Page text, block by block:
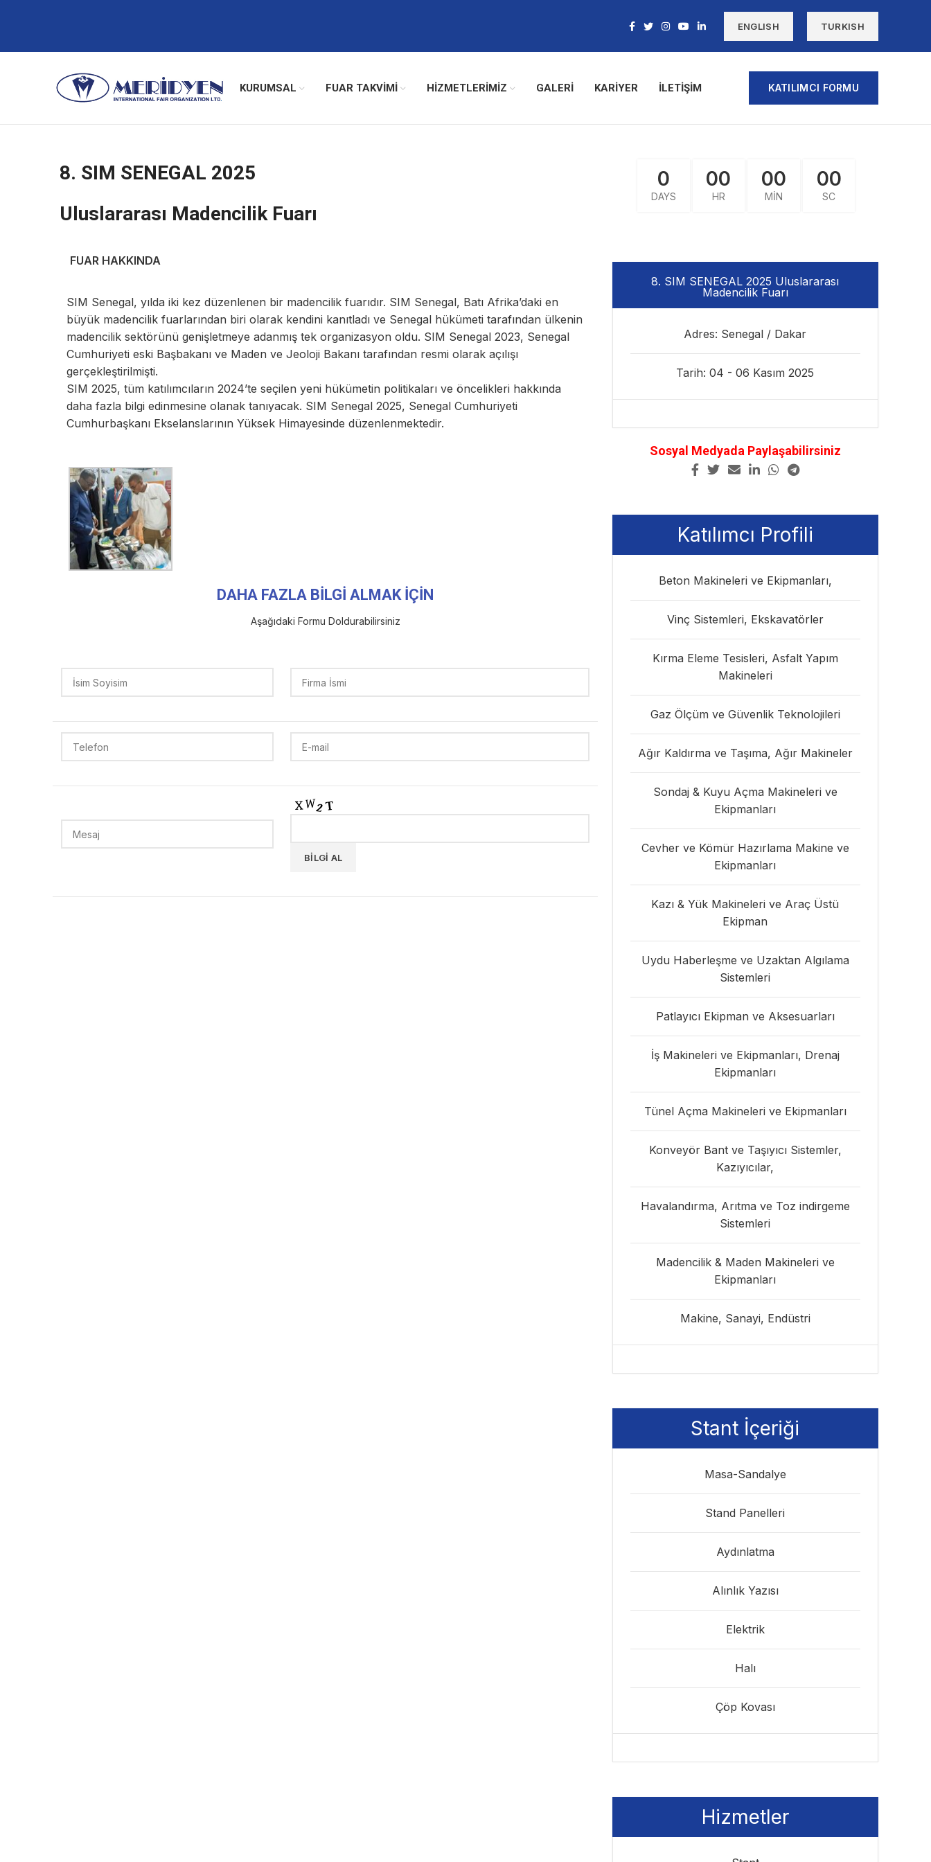
ENGLISH TURKISH
KURUMSAL FUAR TAKVİMİ HİZMETLERİMİZ GALERI KARIYER İLETIŞIM KATILIMCI FORMU
8. SIM SENEGAL 2025
Uluslararası Madencilik Fuarı
0
DAYS
00
HR
00
MIN
00
SC
FUAR HAKKINDA
SIM Senegal, yılda iki kez düzenlenen bir madencilik fuarıdır. SIM Senegal, Batı Afrika’daki en
büyük madencilik fuarlarından biri olarak kendini kanıtladı ve Senegal hükümeti tarafından ülkenin
madencilik sektörünü genişletmeye adanmış tek organizasyon oldu. SIM Senegal 2023, Senegal
Cumhuriyeti eski Başbakanı ve Maden ve Jeoloji Bakanı tarafından resmi olarak açılışı
gerçekleştirilmişti.
SIM 2025, tüm katılımcıların 2024’te seçilen yeni hükümetin politikaları ve öncelikleri hakkında
daha fazla bilgi edinmesine olanak tanıyacak. SIM Senegal 2025, Senegal Cumhuriyeti
Cumhurbaşkanı Ekselanslarının Yüksek Himayesinde düzenlenmektedir.
DAHA FAZLA BİLGİ ALMAK İÇİN
Aşağıdaki Formu Doldurabilirsiniz
8. SIM SENEGAL 2025 Uluslararası
Madencilik Fuarı
Adres: Senegal / Dakar
Tarih: 04 - 06 Kasım 2025
Sosyal Medyada Paylaşabilirsiniz
Katılımcı Profili
Beton Makineleri ve Ekipmanları,
Vinç Sistemleri, Ekskavatörler
Kırma Eleme Tesisleri, Asfalt Yapım
Makineleri
Gaz Ölçüm ve Güvenlik Teknolojileri
Ağır Kaldırma ve Taşıma, Ağır Makineler
Sondaj & Kuyu Açma Makineleri ve
Ekipmanları
Cevher ve Kömür Hazırlama Makine ve
Ekipmanları
Kazı & Yük Makineleri ve Araç Üstü
Ekipman
Uydu Haberleşme ve Uzaktan Algılama
Sistemleri
Patlayıcı Ekipman ve Aksesuarları
İş Makineleri ve Ekipmanları, Drenaj
Ekipmanları
Tünel Açma Makineleri ve Ekipmanları
Konveyör Bant ve Taşıyıcı Sistemler,
Kazıyıcılar,
Havalandırma, Arıtma ve Toz indirgeme
Sistemleri
Madencilik & Maden Makineleri ve
Ekipmanları
Makine, Sanayi, Endüstri
Stant İçeriği
Masa-Sandalye
Stand Panelleri
Aydınlatma
Alınlık Yazısı
Elektrik
Halı
Çöp Kovası
Hizmetler